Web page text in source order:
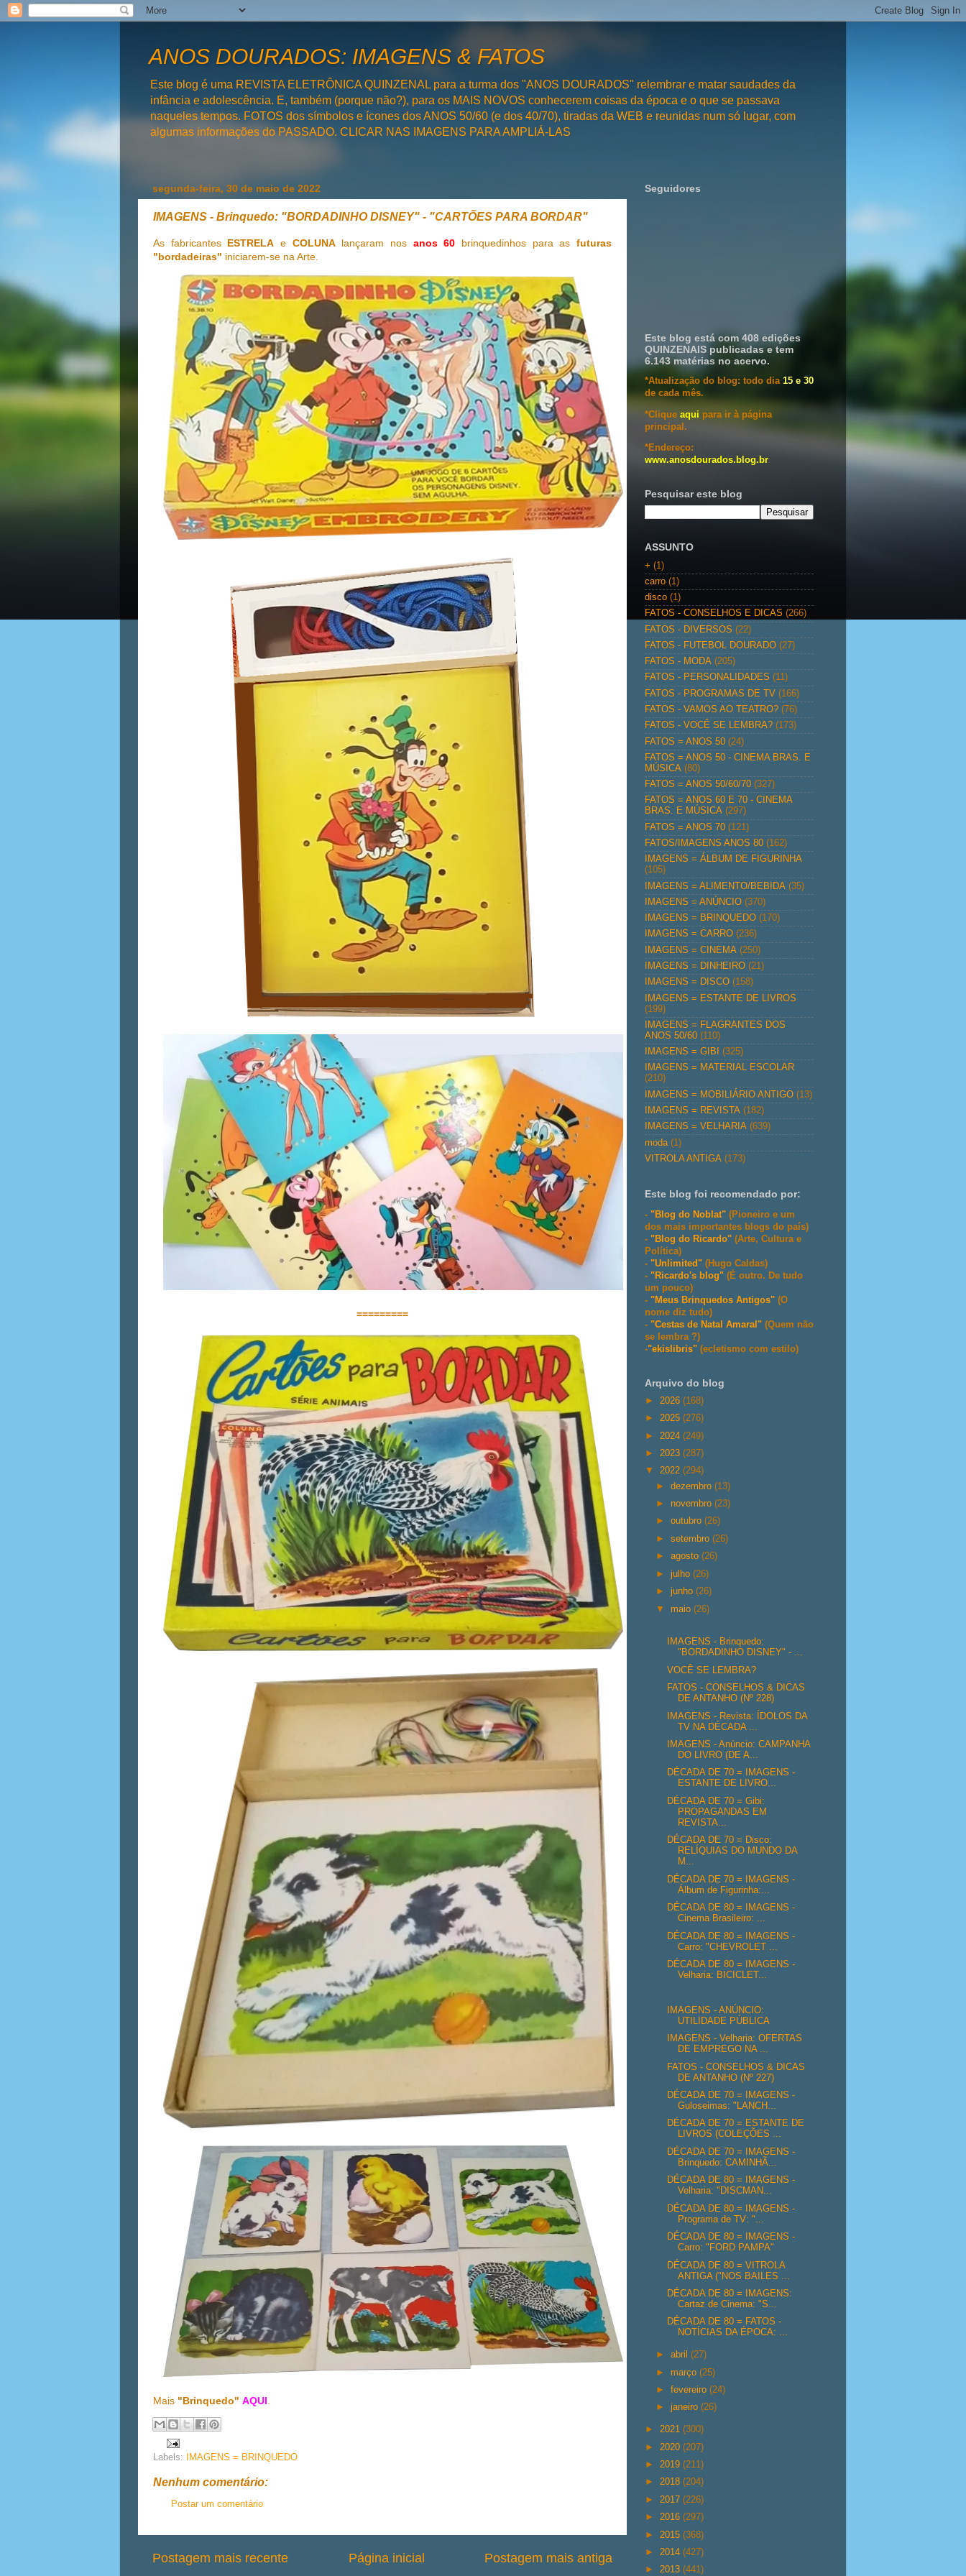
ANOS DOURADOS: IMAGENS & FATOS
Este blog é uma REVISTA ELETRÔNICA QUINZENAL para a turma dos "ANOS DOURADOS" relembrar e matar saudades da
infância e adolescência. E, também (porque não?), para os MAIS NOVOS conhecerem coisas da época e o que se passava
naqueles tempos. FOTOS dos símbolos e ícones dos ANOS 50/60 (e dos 40/70), tiradas da WEB e reunidas num só lugar, com
algumas informações do PASSADO. CLICAR NAS IMAGENS PARA AMPLIÁ-LAS
segunda-feira, 30 de maio de 2022
IMAGENS - Brinquedo: "BORDADINHO DISNEY" - "CARTÕES PARA BORDAR"
As fabricantes ESTRELA e COLUNAlançaram nos anos 60 brinquedinhos para asfuturas
"bordadeiras" iniciarem-se na Arte.
=========
Mais "Brinquedo" AQUI.
Labels: IMAGENS = BRINQUEDO
Nenhum comentário:
Postar um comentário
Postagem mais recente Postagem mais antiga
Página inicial
Seguidores
Este blog está com 408 edições
QUINZENAIS publicadas e tem
6.143 matérias no acervo.
*Atualização do blog: todo dia 15 e 30
de cada mês.
*Clique aqui para ir à página
principal.
*Endereço:
www.anosdourados.blog.br
Pesquisar este blog
ASSUNTO
+ (1)
carro (1)
disco (1)
FATOS - CONSELHOS E DICAS (266)
FATOS - DIVERSOS (22)
FATOS - FUTEBOL DOURADO (27)
FATOS - MODA (205)
FATOS - PERSONALIDADES (11)
FATOS - PROGRAMAS DE TV (166)
FATOS - VAMOS AO TEATRO? (76)
FATOS - VOCÊ SE LEMBRA? (173)
FATOS = ANOS 50 (24)
FATOS = ANOS 50 - CINEMA BRAS. E
MÚSICA (80)
FATOS = ANOS 50/60/70 (327)
FATOS = ANOS 60 E 70 - CINEMA
BRAS. E MÚSICA (297)
FATOS = ANOS 70 (121)
FATOS/IMAGENS ANOS 80 (162)
IMAGENS = ÁLBUM DE FIGURINHA
(105)
IMAGENS = ALIMENTO/BEBIDA (35)
IMAGENS = ANÚNCIO (370)
IMAGENS = BRINQUEDO (170)
IMAGENS = CARRO (236)
IMAGENS = CINEMA (250)
IMAGENS = DINHEIRO (21)
IMAGENS = DISCO (158)
IMAGENS = ESTANTE DE LIVROS
(199)
IMAGENS = FLAGRANTES DOS
ANOS 50/60 (110)
IMAGENS = GIBI
(325)
IMAGENS = MATERIAL ESCOLAR
(210)
IMAGENS = MOBILIÁRIO ANTIGO (13)
IMAGENS = REVISTA (182)
IMAGENS = VELHARIA (639)
moda (1)
VITROLA ANTIGA (173)
Este blog foi recomendado por:
- "Blog do Noblat" (Pioneiro e um
dos mais importantes blogs do país)
- "Blog do Ricardo" (Arte, Cultura e
Política)
- "Unlimited" (Hugo Caldas)
- "Ricardo's blog" (É outro. De tudo
um pouco)
- "Meus Brinquedos Antigos" (O
nome diz tudo)
- "Cestas de Natal Amaral" (Quem não
se lembra ?)
-"ekislibris" (ecletismo com estilo)
Arquivo do blog
► 2026 (168)
► 2025 (276)
► 2024 (249)
► 2023 (287)
▼ 2022 (294)
►dezembro(13)
► novembro(23)
►outubro(26)
►setembro(26)
►agosto(26)
►julho(26)
►junho(26)
▼ maio(26)
IMAGENS - Brinquedo:
"BORDADINHO DISNEY" - ...
VOCÊ SE LEMBRA?
FATOS - CONSELHOS & DICAS
DE ANTANHO (Nº 228)
IMAGENS - Revista: ÍDOLOS DA
TV NA DÉCADA ...
IMAGENS - Anúncio: CAMPANHA
DO LIVRO (DE A...
DÉCADA DE 70 = IMAGENS -
ESTANTE DE LIVRO...
DÉCADA DE 70 = Gibi:
PROPAGANDAS EM
REVISTA...
DÉCADA DE 70 = Disco:
RELÍQUIAS DO MUNDO DA
M...
DÉCADA DE 70 = IMAGENS -
Álbum de Figurinha:...
DÉCADA DE 80 = IMAGENS -
Cinema Brasileiro: ...
DÉCADA DE 80 = IMAGENS -
Carro: "CHEVROLET ...
DÉCADA DE 80 = IMAGENS -
Velharia: BICICLET...
IMAGENS - ANÚNCIO:
UTILIDADE PÚBLICA
IMAGENS - Velharia: OFERTAS
DE EMPREGO NA ...
FATOS - CONSELHOS & DICAS
DE ANTANHO (Nº 227)
DÉCADA DE 70 = IMAGENS -
Guloseimas: "LANCH...
DÉCADA DE 70 = ESTANTE DE
LIVROS (COLEÇÕES ...
DÉCADA DE 70 = IMAGENS -
Brinquedo: CAMINHÃ...
DÉCADA DE 80 = IMAGENS -
Velharia: "DISCMAN...
DÉCADA DE 80 = IMAGENS -
Programa de TV: "...
DÉCADA DE 80 = IMAGENS -
Carro: "FORD PAMPA"
DÉCADA DE 80 = VITROLA
ANTIGA ("NOS BAILES ...
DÉCADA DE 80 = IMAGENS:
Cartaz de Cinema: "S...
DÉCADA DE 80 = FATOS -
NOTÍCIAS DA ÉPOCA: ...
►abril(27)
► março(25)
►fevereiro(24)
►janeiro(26)
► 2021 (300)
► 2020 (207)
► 2019 (211)
► 2018 (204)
► 2017 (226)
► 2016 (297)
► 2015 (368)
► 2014 (427)
► 2013 (441)